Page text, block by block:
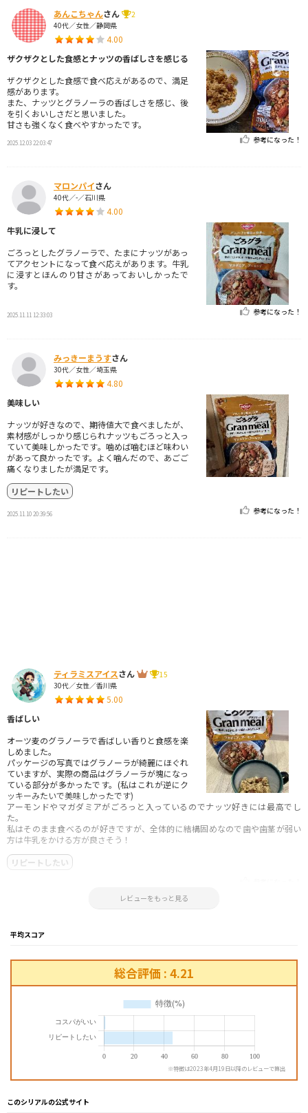
あんこちゃんさん
2
40代／女性／静岡県
4.00
ザクザクとした食感とナッツの香ばしさを感じる
ザクザクとした食感で食べ応えがあるので、満足
感があります。
また、ナッツとグラノーラの香ばしさを感じ、後
を引くおいしさだと思いました。
甘さも強くなく食べやすかったです。
2025.12.03 22:03:47 参考になった！
マロンパイさん
40代／-／石川県
4.00
牛乳に浸して
ごろっとしたグラノーラで、たまにナッツがあっ
てアクセントになって食べ応えがあります。牛乳
に浸すとほんのり甘さがあっておいしかったで
す。
2025.11.11 12:33:03 参考になった！
みっきーまうすさん
30代／女性／埼玉県
4.80
美味しい
ナッツが好きなので、期待値大で食べましたが、
素材感がしっかり感じられナッツもごろっと入っ
ていて美味しかったです。噛めば噛むほど味わい
があって良かったです。よく噛んだので、あごご
痛くなりましたが満足です。
リピートしたい
2025.11.10 20:39:56 参考になった！
ティラミスアイスさん
15
30代／女性／香川県
5.00
香ばしい
オーツ麦のグラノーラで香ばしい香りと食感を楽
しめました。
パッケージの写真ではグラノーラが綺麗にほぐれ
ていますが、実際の商品はグラノーラが塊になっ
ている部分が多かったです。(私はこれが逆にク
ッキーみたいで美味しかったです)
アーモンドやマガダミアがごろっと入っているのでナッツ好きには最高でし
た。
私はそのまま食べるのが好きですが、全体的に結構固めなので歯や歯茎が弱い
方は牛乳をかける方が良さそう！
リピートしたい
レビューをもっと見る
平均スコア
総合評価 : 4.21
※特徴は2023年4月19日以降のレビューで算出
このシリアルの公式サイト